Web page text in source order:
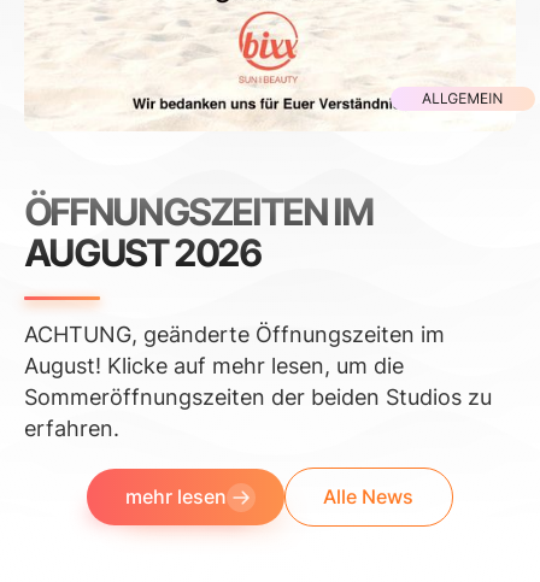
ÖFFNUNGSZEITEN IM
AUGUST 2026
ACHTUNG, geänderte Öffnungszeiten im
August! Klicke auf mehr lesen, um die
Sommeröffnungszeiten der beiden Studios zu
erfahren.
mehr lesen Alle News